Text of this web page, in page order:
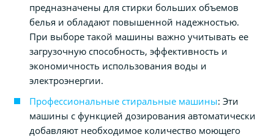
предназначены для стирки больших объемов
белья и обладают повышенной надежностью.
При выборе такой машины важно учитывать ее
загрузочную способность, эффективность и
экономичность использования воды и
электроэнергии.
Профессиональные стиральные машины: Эти
машины с функцией дозирования автоматически
добавляют необходимое количество моющего